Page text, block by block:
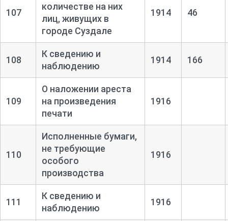
107
количестве на них
лиц, живущих в
городе Суздале
1914 46
108
К сведению и
наблюдению
1914 166
109
О наложении ареста
на произведения
печати
1916
110
Исполненные бумаги,
не требующие
особого
производства
1916
111
К сведению и
наблюдению
1916